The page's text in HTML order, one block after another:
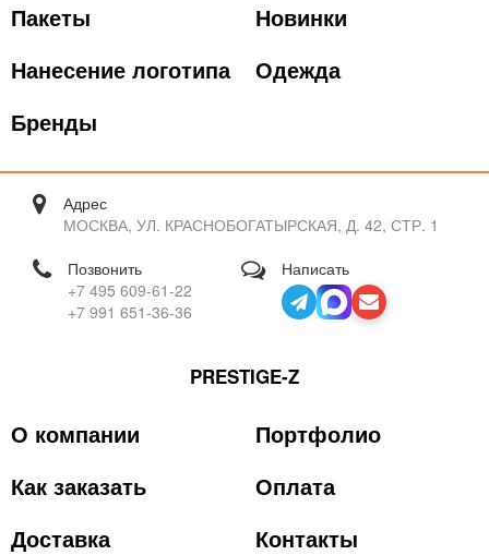
Пакеты
Новинки
Нанесение логотипа
Одежда
Бренды
Адрес
МОСКВА, УЛ. КРАСНОБОГАТЫРСКАЯ, Д. 42, СТР. 1
Позвонить
+7 495 609-61-22
+7 991 651-36-36
Написать
PRESTIGE-Z
О компании
Портфолио
Как заказать
Оплата
Доставка
Контакты